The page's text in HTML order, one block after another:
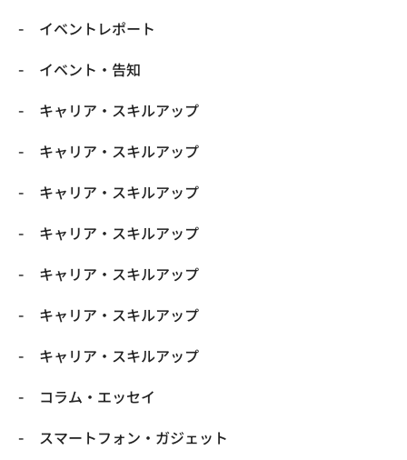
イベントレポート
イベント・告知
キャリア・スキルアップ
キャリア・スキルアップ
キャリア・スキルアップ
キャリア・スキルアップ
キャリア・スキルアップ
キャリア・スキルアップ
キャリア・スキルアップ
コラム・エッセイ
スマートフォン・ガジェット